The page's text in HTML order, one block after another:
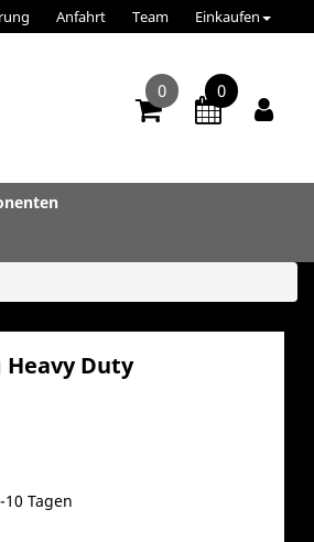
Anfahrt Team Einkaufen
0 0
Heavy Duty
Tagen